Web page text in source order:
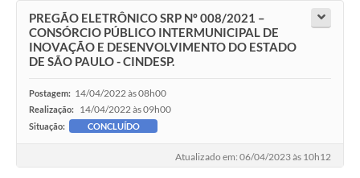
PREGÃO ELETRÔNICO SRP Nº 008/2021 –
CONSÓRCIO PÚBLICO INTERMUNICIPAL DE
INOVAÇÃO E DESENVOLVIMENTO DO ESTADO
DE SÃO PAULO - CINDESP.
Postagem: 14/04/2022 às 08h00
Realização: 14/04/2022 às 09h00
Situação: CONCLUÍDO
Atualizado em: 06/04/2023 às 10h12